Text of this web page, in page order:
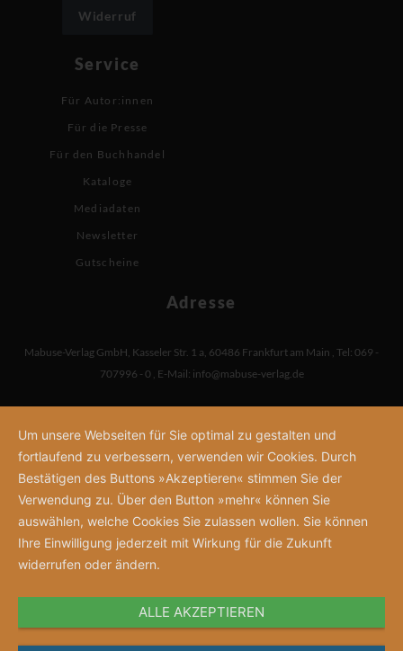
Widerruf
Service
Für Autor:innen
Für die Presse
Für den Buchhandel
Kataloge
Mediadaten
Newsletter
Gutscheine
Adresse
Mabuse-Verlag GmbH, Kasseler Str. 1 a, 60486 Frankfurt am Main , Tel: 069 -
707996 - 0 , E-Mail: info@mabuse-verlag.de
Um unsere Webseiten für Sie optimal zu gestalten und
fortlaufend zu verbessern, verwenden wir Cookies. Durch
Bestätigen des Buttons »Akzeptieren« stimmen Sie der
Verwendung zu. Über den Button »mehr« können Sie
auswählen, welche Cookies Sie zulassen wollen. Sie können
Ihre Einwilligung jederzeit mit Wirkung für die Zukunft
widerrufen oder ändern.
ALLE AKZEPTIEREN